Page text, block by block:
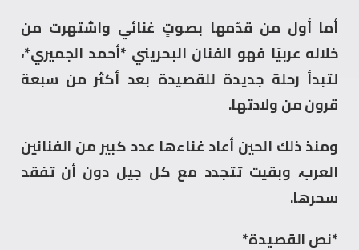
أما أول من قدّمها بصوتٍ غنائي واشتهرت من
خلاله عربيًا فهو الفنان البحريني *أحمد الجميري*،
لتبدأ رحلة جديدة للقصيدة بعد أكثر من سبعة
قرون من ولادتها.
ومنذ ذلك الحين أعاد غناءها عدد كبير من الفنانين
العرب، وبقيت تتجدد مع كل جيل دون أن تفقد
سحرها.
*نص القصيدة*